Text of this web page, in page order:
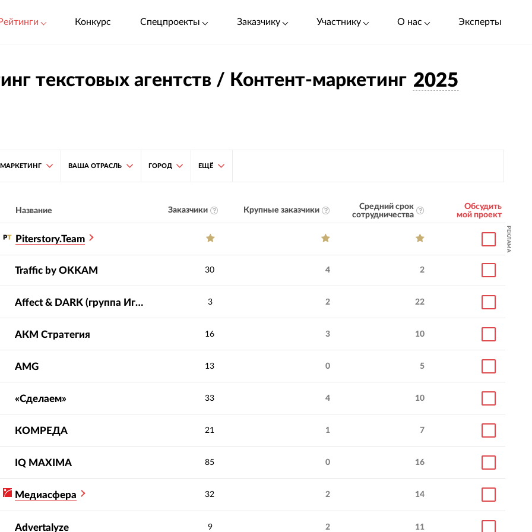
Конкурс Спецпроекты Заказчику Участнику О нас Эксперты
текстовых агентств / Контент-маркетинг 2025
ВАША ОТРАСЛЬ ГОРОД ЕЩЁ
Название Заказчики Крупные заказчики
Средний срок
сотрудничества
Обсудить
мой проект
Piterstory.Team РЕКЛАМА
Traffic by OKKAM 30 4 2
Affect & DARK (группа Игроник) 3 2 22
АКМ Стратегия 16 3 10
AMG 13 0 5
«Сделаем» 33 4 10
КОМРЕДА 21 1 7
IQ МAXIMA 85 0 16
Медиасфера 32 2 14
Advertalyze 9 2 11